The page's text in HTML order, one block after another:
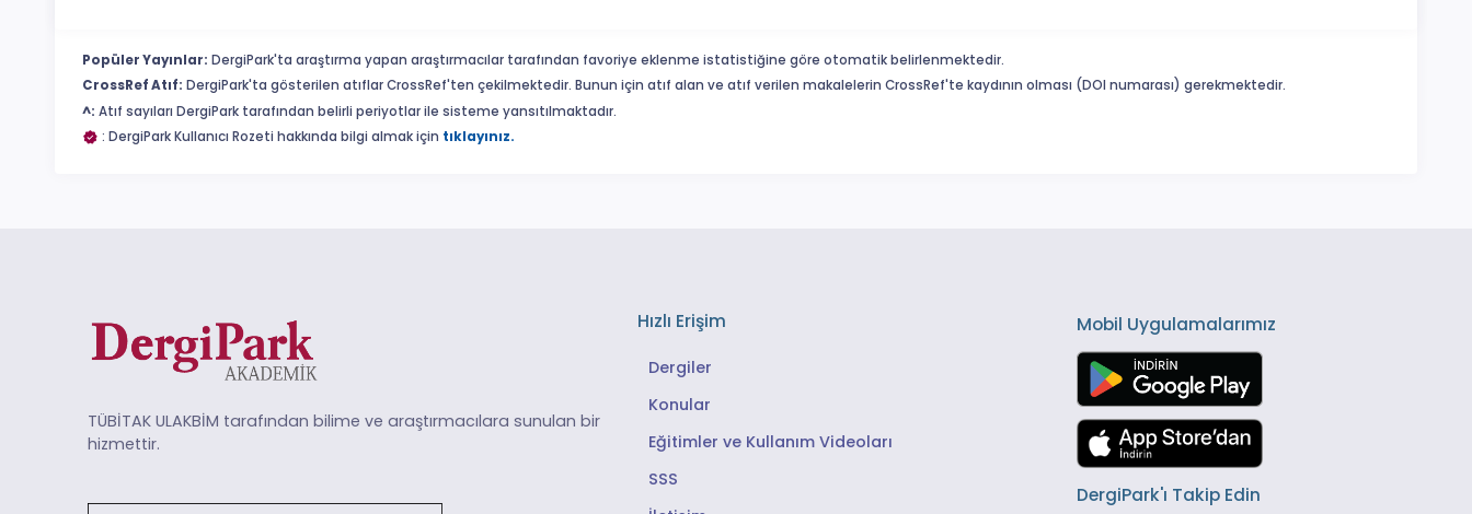
Popüler Yayınlar: DergiPark'ta araştırma yapan araştırmacılar tarafından favoriye eklenme istatistiğine göre otomatik belirlenmektedir.
CrossRef Atıf: DergiPark'ta gösterilen atıflar CrossRef'ten çekilmektedir. Bunun için atıf alan ve atıf verilen makalelerin CrossRef'te kaydının olması (DOI numarası) gerekmektedir.
^: Atıf sayıları DergiPark tarafından belirli periyotlar ile sisteme yansıtılmaktadır.
: DergiPark Kullanıcı Rozeti hakkında bilgi almak için tıklayınız.
TÜBİTAK ULAKBİM tarafından bilime ve araştırmacılara sunulan bir
hizmettir.
Hızlı Erişim
Dergiler
Konular
Eğitimler ve Kullanım Videoları
SSS
Mobil Uygulamalarımız
DergiPark'ı Takip Edin